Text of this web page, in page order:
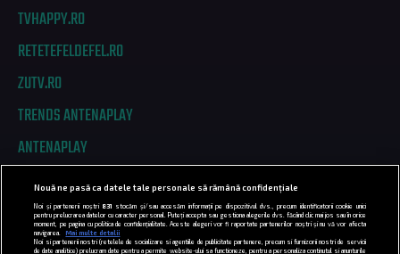
TVHAPPY.RO
RETETEFELDEFEL.RO
ZUTV.RO
TRENDS ANTENAPLAY
ANTENAPLAY
PRIVACY
COD DEONTOLOGIC
Nouă ne pasă ca datele tale personale să rămână confidențiale
Noi și partenerii noștri 831
stocăm și/sau accesăm informații pe dispozitivul dvs., precum identificatorii cookie unici
pentru prelucrarea datelor cu caracter personal. Puteți accepta sau gestiona alegerile dvs. făcând clic mai jos sau în orice
moment, pe pagina cu politica de confidențialitate. Aceste alegeri vor fi raportate partenerilor noștri și nu vă vor afecta
navigarea.
Mai multe detalii
Noi si partenerii nostri (retelele de socializare si agentiile de publicitate partenere, precum si furnizorii nostri de servicii
de date analitice) prelucram date pentru a permite website-ului sa functioneze, pentru a personaliza continutul si anunturile